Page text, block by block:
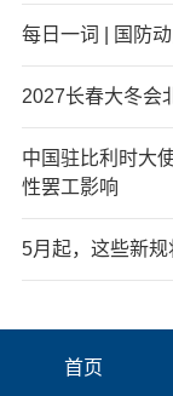
每日一词 | 国防
2027长春大冬会
中国驻比利时大
性罢工影响
5月起，这些新
首页